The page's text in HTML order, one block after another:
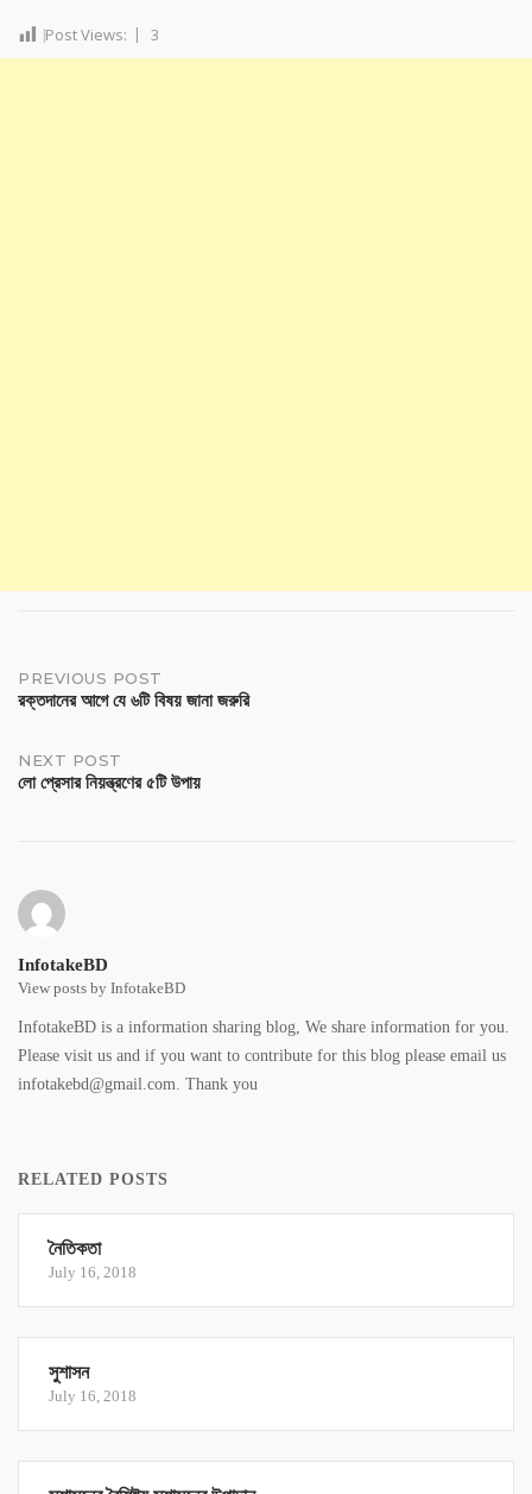
Post Views: 3
PREVIOUS POST
রক্তদানের আগে যে ৬টি বিষয় জানা জরুরি
NEXT POST
লো প্রেসার নিয়ন্ত্রণের ৫টি উপায়
InfotakeBD
View posts by InfotakeBD
InfotakeBD is a information sharing blog, We share information for you.
Please visit us and if you want to contribute for this blog please email us
infotakebd@gmail.com. Thank you
RELATED POSTS
নৈতিকতা
July 16, 2018
সুশাসন
July 16, 2018